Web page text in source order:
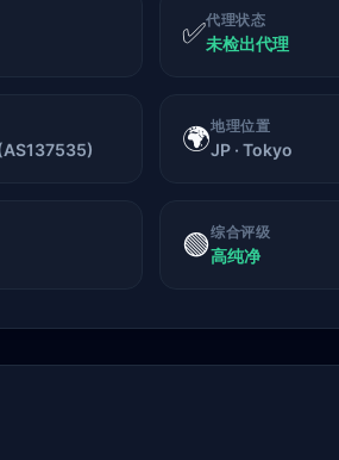
✅代理状态
未检出代理
🌍地理位置
JP · Tokyo
🟢综合评级
高纯净